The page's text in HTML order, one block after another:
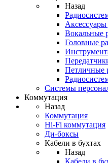
Назад
Аксессуары
Вокальные
Головные
Петличные
Системы
Коммутация
Назад
Коммутация
Hi-Fi коммутация
Ди-боксы
Кабели в бухтах
Назад
Кабели в